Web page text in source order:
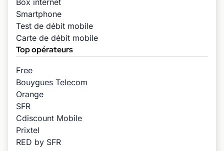
Box internet
Smartphone
Test de débit mobile
Carte de débit mobile
Top opérateurs
Free
Bouygues Telecom
Orange
SFR
Cdiscount Mobile
Prixtel
RED by SFR